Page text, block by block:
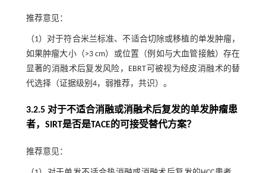
推荐意见：
（1）对于符合米兰标准、不适合切除或移植的单发肿瘤，
如果肿瘤大小（>3 cm）或位置（例如与大血管接触）存在
显著的消融术后复发风险，EBRT可被视为经皮消融术的替
代选择（证据级别4，弱推荐，共识）。
3.2.5 对于不适合消融或消融术后复发的单发肿瘤患
者，SIRT是否是TACE的可接受替代方案？
推荐意见：